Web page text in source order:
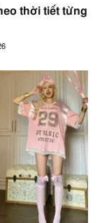
thời tiết từng